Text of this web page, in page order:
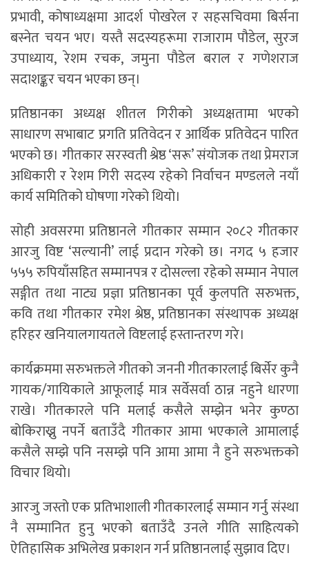
प्रभावी, कोषाध्यक्षमा आदर्श पोखरेल र सहसचिवमा बिर्सना
बस्नेत चयन भए। यस्तै सदस्यहरूमा राजाराम पौडेल, सुरज
उपाध्याय, रेशम रचक, जमुना पौडेल बराल र गणेशराज
सदाशङ्कर चयन भएका छन्।
प्रतिष्ठानका अध्यक्ष शीतल गिरीको अध्यक्षतामा भएको
साधारण सभाबाट प्रगति प्रतिवेदन र आर्थिक प्रतिवेदन पारित
भएको छ। गीतकार सरस्वती श्रेष्ठ ‘सरू’ संयोजक तथा प्रेमराज
अधिकारी र रेशम गिरी सदस्य रहेको निर्वाचन मण्डलले नयाँ
कार्य समितिको घोषणा गरेको थियो।
सोही अवसरमा प्रतिष्ठानले गीतकार सम्मान २०८२ गीतकार
आरजु विष्ट ‘सल्यानी’ लाई प्रदान गरेको छ। नगद ५ हजार
५५५ रुपियाँसहित सम्मानपत्र र दोसल्ला रहेको सम्मान नेपाल
सङ्गीत तथा नाट्य प्रज्ञा प्रतिष्ठानका पूर्व कुलपति सरुभक्त,
कवि तथा गीतकार रमेश श्रेष्ठ, प्रतिष्ठानका संस्थापक अध्यक्ष
हरिहर खनियालगायतले विष्टलाई हस्तान्तरण गरे।
कार्यक्रममा सरुभक्तले गीतको जननी गीतकारलाई बिर्सेर कुनै
गायक/गायिकाले आफूलाई मात्र सर्वेसर्वा ठान्न नहुने धारणा
राखे। गीतकारले पनि मलाई कसैले सम्झेन भनेर कुण्ठा
बोकिराख्नु नपर्ने बताउँदै गीतकार आमा भएकाले आमालाई
कसैले सम्झे पनि नसम्झे पनि आमा आमा नै हुने सरुभक्तको
विचार थियो।
आरजु जस्तो एक प्रतिभाशाली गीतकारलाई सम्मान गर्नु संस्था
नै सम्मानित हुनु भएको बताउँदै उनले गीति साहित्यको
ऐतिहासिक अभिलेख प्रकाशन गर्न प्रतिष्ठानलाई सुझाव दिए।